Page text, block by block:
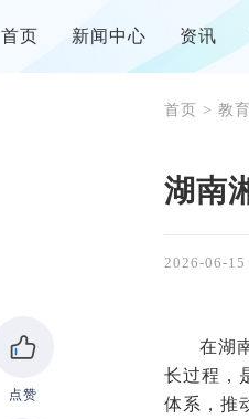
首页 新闻中心 资讯
点赞
首页 > 教
湖南
2026-06-
在湖
长过程，
体系，